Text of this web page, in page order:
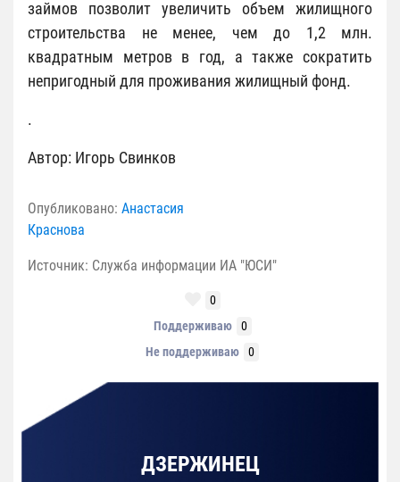
займов позволит увеличить объем жилищного
строительства не менее, чем до 1,2 млн.
квадратным метров в год, а также сократить
непригодный для проживания жилищный фонд.
.
Автор: Игорь Свинков
Опубликовано: Анастасия
Краснова
Источник: Служба информации ИА "ЮСИ"
0
Поддерживаю
0
Не поддерживаю
0
ДЗЕРЖИНЕЦ